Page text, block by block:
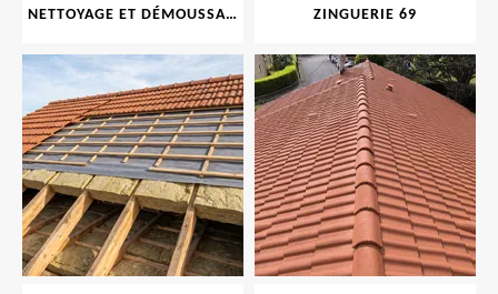
NETTOYAGE ET DÉMOUSSAGE DE TOITURE ET FAÇADE 69 ZINGUERIE 69